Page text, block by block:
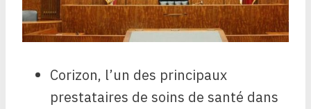
Corizon, l’un des principaux
prestataires de soins de santé dans